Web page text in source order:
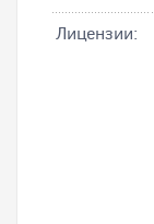
Лицензии: